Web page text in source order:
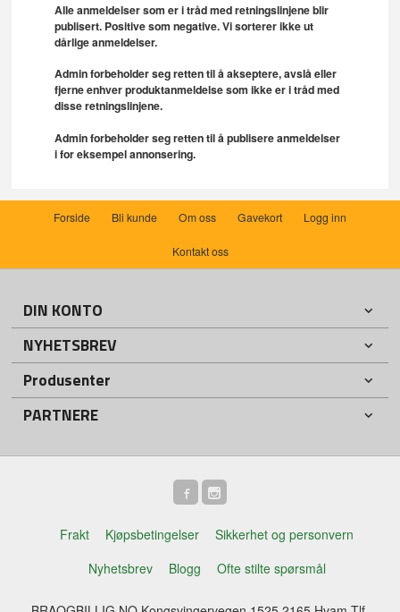
Alle anmeldelser som er i tråd med retningslinjene blir
publisert. Positive som negative. Vi sorterer ikke ut
dårlige anmeldelser.
Admin forbeholder seg retten til å akseptere, avslå eller
fjerne enhver produktanmeldelse som ikke er i tråd med
disse retningslinjene.
Admin forbeholder seg retten til å publisere anmeldelser
i for eksempel annonsering.
Forside Bli kunde Om oss Gavekort Logg inn
Kontakt oss
DIN KONTO
NYHETSBREV
Produsenter
PARTNERE
Frakt Kjøpsbetingelser
Sikkerhet og personvern
Nyhetsbrev
Blogg Ofte stilte spørsmål